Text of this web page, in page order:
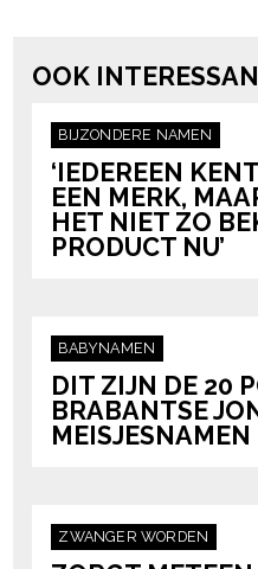
OOK
BIJZONDERE NAMEN
‘IEDEREEN
EEN MERK,
HET NIET ZO
PRODUCT NU’
BABYNAMEN
DIT ZIJN DE 20
BRABANTSE
MEISJESNAMEN
ZWANGER WORDEN